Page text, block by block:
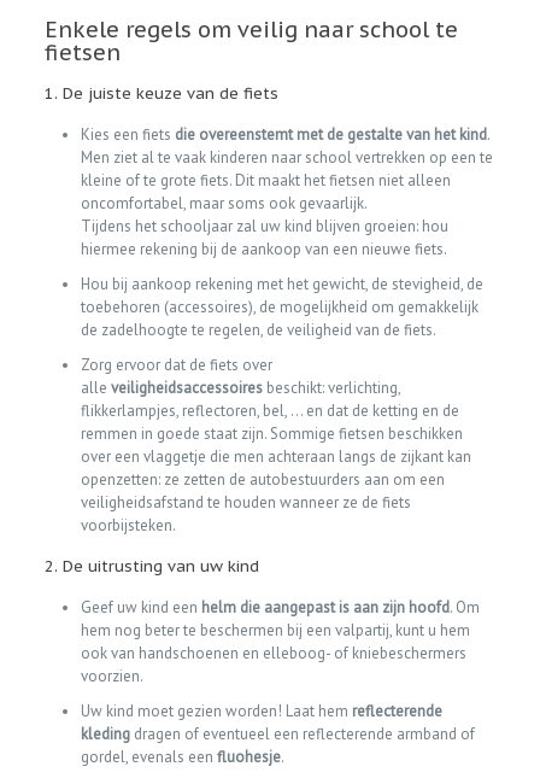
Enkele regels om veilig naar school te
fietsen
1. De juiste keuze van de fiets
Kies een fiets die overeenstemt met de gestalte van het kind.
Men ziet al te vaak kinderen naar school vertrekken op een te
kleine of te grote fiets. Dit maakt het fietsen niet alleen
oncomfortabel, maar soms ook gevaarlijk.
Tijdens het schooljaar zal uw kind blijven groeien: hou
hiermee rekening bij de aankoop van een nieuwe fiets.
Hou bij aankoop rekening met het gewicht, de stevigheid, de
toebehoren (accessoires), de mogelijkheid om gemakkelijk
de zadelhoogte te regelen, de veiligheid van de fiets.
Zorg ervoor dat de fiets over
alle veiligheidsaccessoiresbeschikt: verlichting,
flikkerlampjes, reflectoren, bel, … en dat de ketting en de
remmen in goede staat zijn. Sommige fietsen beschikken
over een vlaggetje die men achteraan langs de zijkant kan
openzetten: ze zetten de autobestuurders aan om een
veiligheidsafstand te houden wanneer ze de fiets
voorbijsteken.
2. De uitrusting van uw kind
Geef uw kind een helm die aangepast is aan zijn hoofd. Om
hem nog beter te beschermen bij een valpartij, kunt u hem
ook van handschoenen en elleboog- of kniebeschermers
voorzien.
Uw kind moet gezien worden! Laat hem reflecterende
kledingdragen of eventueel een reflecterende armband of
gordel, evenals een fluohesje.